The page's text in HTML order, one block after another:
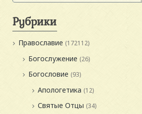
Рубрики
Православие (172112)
Богослужение (26)
Богословие (93)
Апологетика (12)
Святые Отцы (34)